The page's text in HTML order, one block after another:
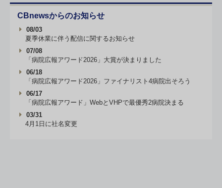
CBnewsからのお知らせ
08/03
夏季休業に伴う配信に関するお知らせ
07/08
「病院広報アワード2026」大賞が決まりました
06/18
「病院広報アワード2026」ファイナリスト4病院出そろう
06/17
「病院広報アワード」WebとVHPで最優秀2病院決まる
03/31
4月1日に社名変更